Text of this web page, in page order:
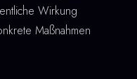
Wirkung
Maßnahmen